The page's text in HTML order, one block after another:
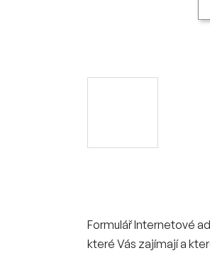
Formulář Internetové
které Vás zajímají a